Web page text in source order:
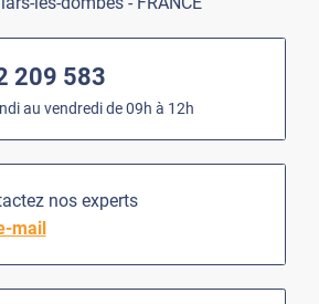
209 583
au vendredi de 09h à 12h
nos experts
mail